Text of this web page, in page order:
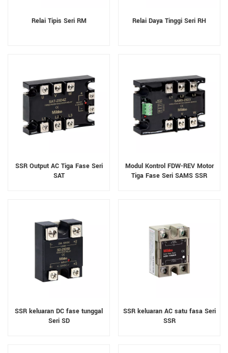
Relai Tipis Seri RM Relai Daya Tinggi Seri RH
SSR Output AC Tiga Fase Seri
SAT
Modul Kontrol FDW-REV Motor
Tiga Fase Seri SAMS SSR
SSR keluaran DC fase tunggal
Seri SD
SSR keluaran AC satu fasa Seri
SSR